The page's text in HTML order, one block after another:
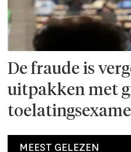
De fraude is
uitpakken met
MEEST GELEZEN